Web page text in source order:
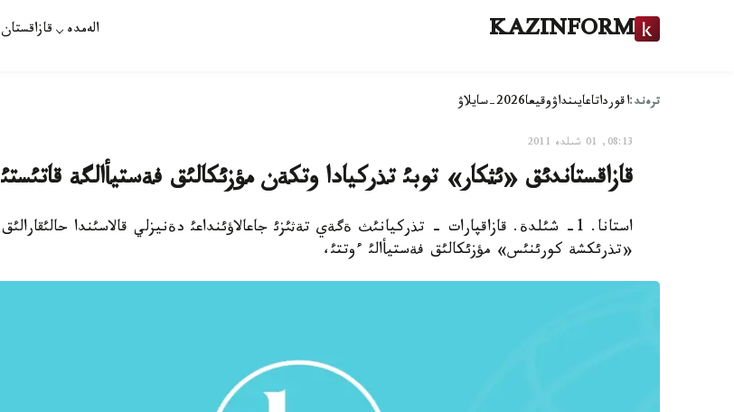
KAZINFORM الەمدە قازاقستان
ترەند:اقورداتاعايىنداۋوقيعا2026-سايلاۋ
08:13, 01 شىلدە 2011
قازاقستاندئق «ئثكار» توبئ تذركيادا وتكةن مؤزئكالئق فةستيأالگة قاتئستئ
استانا. 1- شئلدة. قازاقپارات - تذركيانئث ةگةي تةثئزئ جاعالاؤئنداعئ دةنيزلي قالاسئندا حالئقارالئق
«تذرئكشة كورئنئس» مؤزئكالئق فةستيأالئ ءوتتئ،